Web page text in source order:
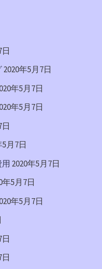
2020年5月7日
年5月7日
年5月7日
5月7日
2020年5月7日
年5月7日
年5月7日